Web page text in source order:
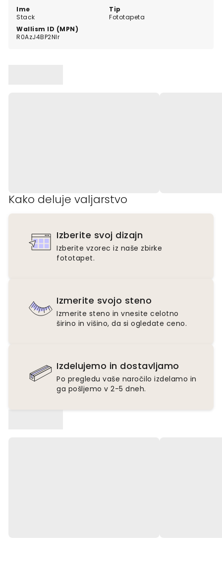
Ime
Stack
Tip
Fototapeta
Wallism ID (MPN)
R0AzJ4BP2Nlr
Kako deluje valjarstvo
Izberite svoj dizajn
Izberite vzorec iz naše zbirke
fototapet.
Izmerite svojo steno
Izmerite steno in vnesite celotno
širino in višino, da si ogledate ceno.
Izdelujemo in dostavljamo
Po pregledu vaše naročilo izdelamo in
ga pošljemo v 2-5 dneh.